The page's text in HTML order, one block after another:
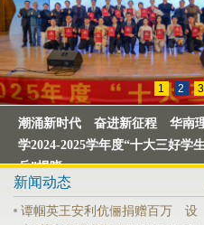
1 2 3
潮涌新时代 奋进新征程 华南
学2024-2025学年度“十大三好学
兵”揭晓
新闻动态
谭帼英王安利伉俪捐赠百万 设